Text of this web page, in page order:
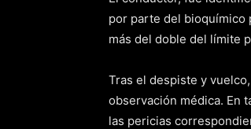
por parte del bioquímico
más del doble del límite
Tras el despiste y
observación médica. En
las pericias